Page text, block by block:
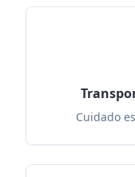
Cuidado